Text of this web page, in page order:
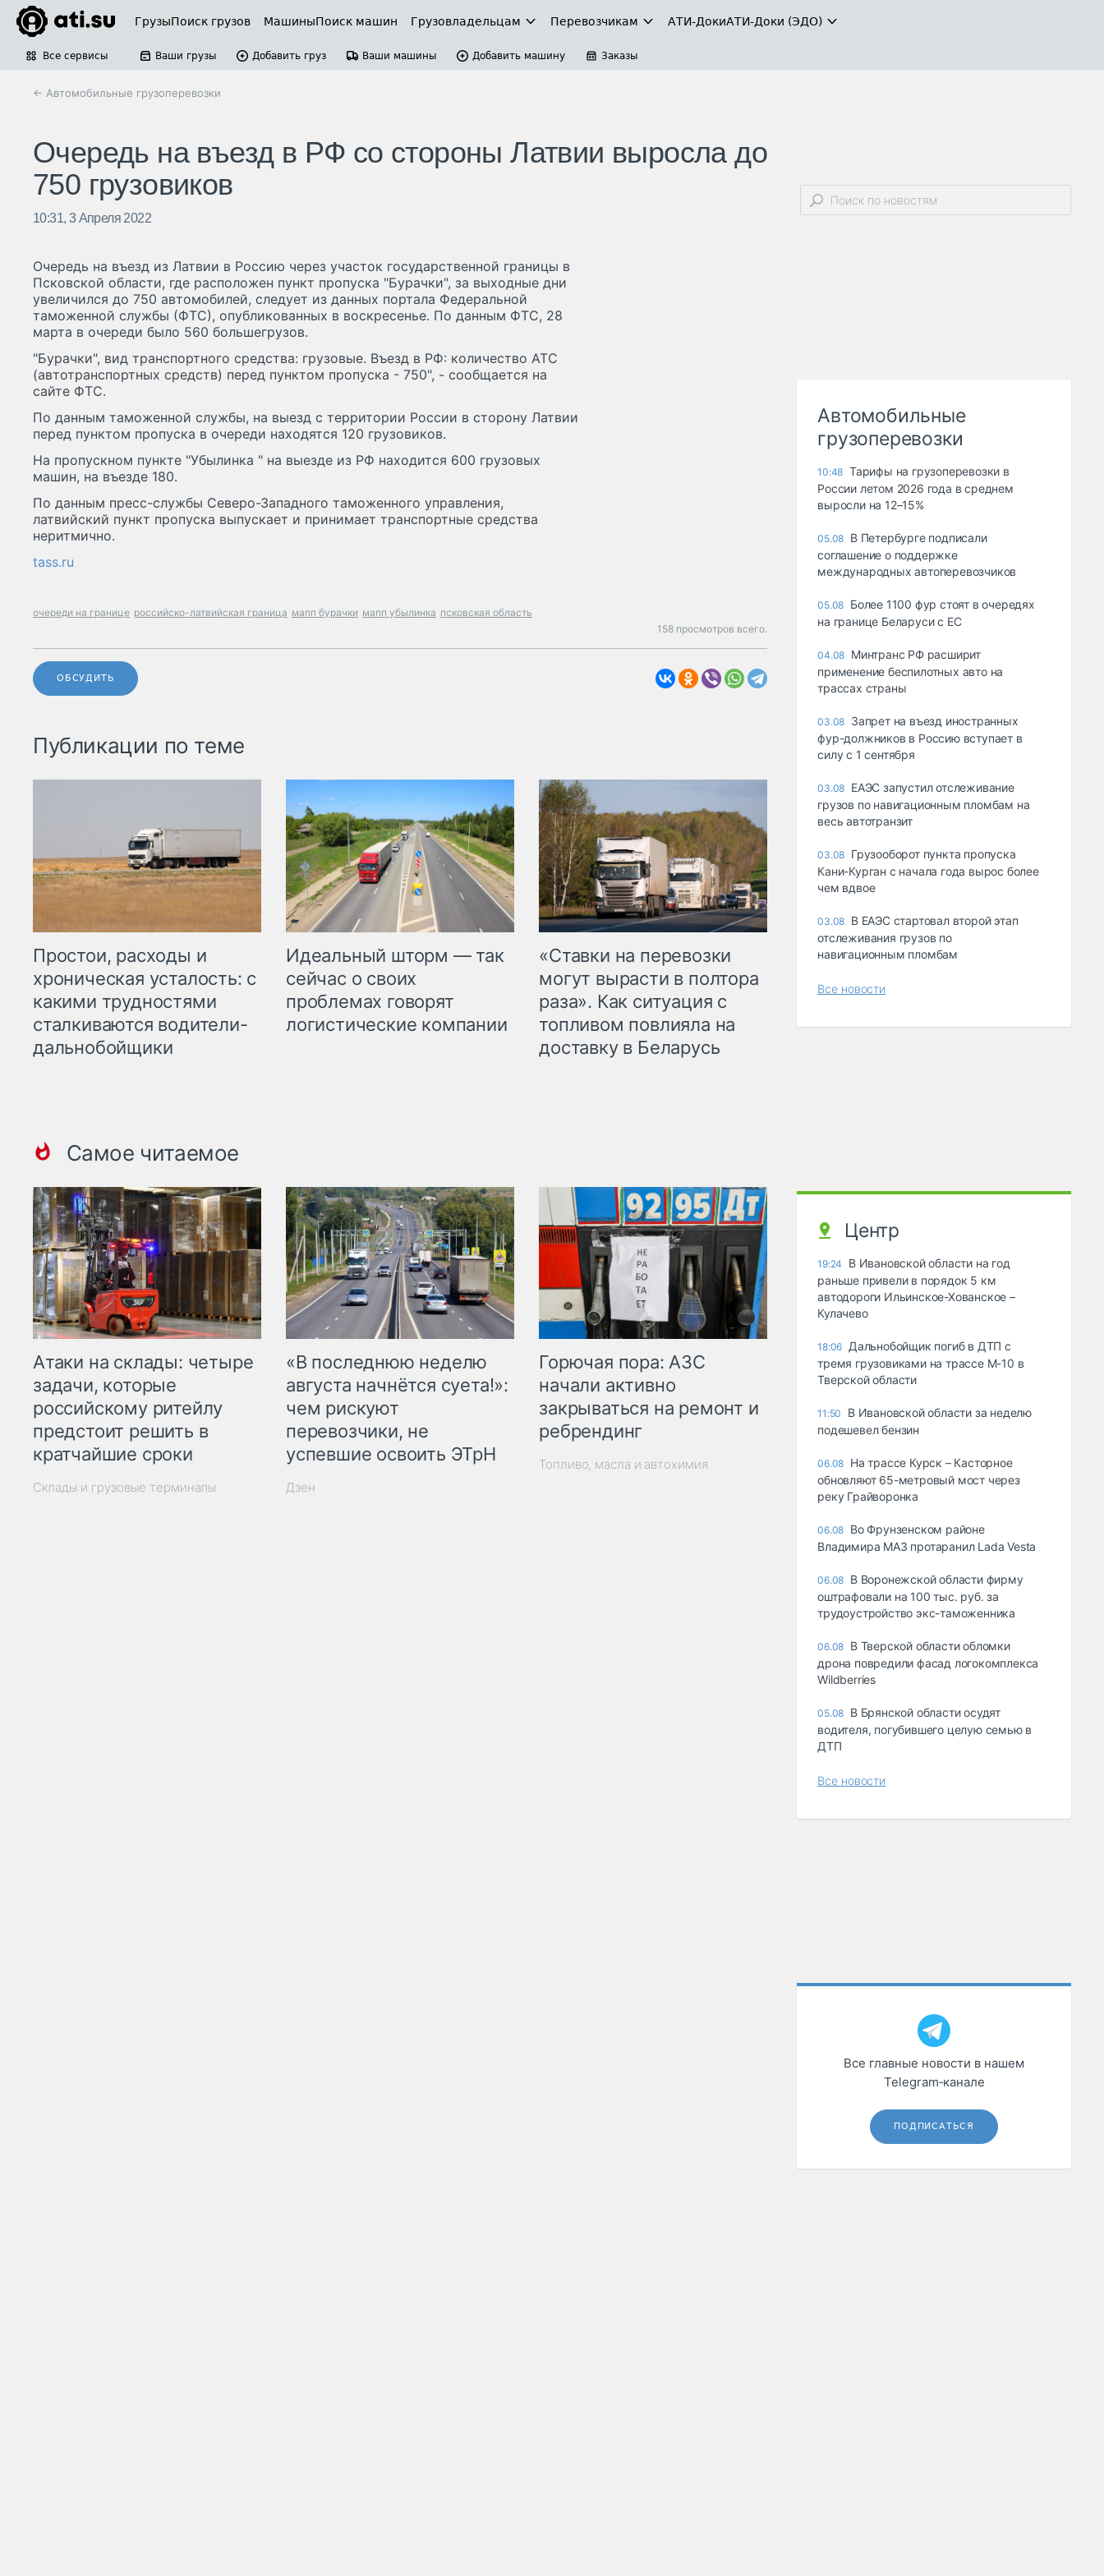
ГрузыПоиск грузов МашиныПоиск машин Грузовладельцам Перевозчикам АТИ-ДокиАТИ-Доки (ЭДО)
Все сервисы Ваши грузы Добавить груз Ваши машины Добавить машину Заказы
← Автомобильные грузоперевозки
Очередь на въезд в РФ со стороны Латвии выросла до
750 грузовиков
10:31, 3 Апреля 2022
Очередь на въезд из Латвии в Россию через участок государственной границы в
Псковской области, где расположен пункт пропуска "Бурачки", за выходные дни
увеличился до 750 автомобилей, следует из данных портала Федеральной
таможенной службы (ФТС), опубликованных в воскресенье. По данным ФТС, 28
марта в очереди было 560 большегрузов.
"Бурачки", вид транспортного средства: грузовые. Въезд в РФ: количество АТС
(автотранспортных средств) перед пунктом пропуска - 750", - сообщается на
сайте ФТС.
По данным таможенной службы, на выезд с территории России в сторону Латвии
перед пунктом пропуска в очереди находятся 120 грузовиков.
На пропускном пункте "Убылинка " на выезде из РФ находится 600 грузовых
машин, на въезде 180.
По данным пресс-службы Северо-Западного таможенного управления,
латвийский пункт пропуска выпускает и принимает транспортные средства
неритмично.
tass.ru
очереди на границе российско-латвийская граница мапп бурачки мапп убылинка псковская область
158 просмотров всего.
ОБСУДИТЬ
Публикации по теме
Простои, расходы и
хроническая усталость: с
какими трудностями
сталкиваются водители-
дальнобойщики
Идеальный шторм — так
сейчас о своих
проблемах говорят
логистические компании
«Ставки на перевозки
могут вырасти в полтора
раза». Как ситуация с
топливом повлияла на
доставку в Беларусь
Самое читаемое
Атаки на склады: четыре
задачи, которые
российскому ритейлу
предстоит решить в
кратчайшие сроки
Склады и грузовые терминалы
«В последнюю неделю
августа начнётся суета!»:
чем рискуют
перевозчики, не
успевшие освоить ЭТрН
Дзен
Горючая пора: АЗС
начали активно
закрываться на ремонт и
ребрендинг
Топливо, масла и автохимия
Автомобильные
грузоперевозки
10:48 Тарифы на грузоперевозки в
России летом 2026 года в среднем
выросли на 12–15%
05.08 В Петербурге подписали
соглашение о поддержке
международных автоперевозчиков
05.08 Более 1100 фур стоят в очередях
на границе Беларуси с ЕС
04.08 Минтранс РФ расширит
применение беспилотных авто на
трассах страны
03.08 Запрет на въезд иностранных
фур-должников в Россию вступает в
силу с 1 сентября
03.08 ЕАЭС запустил отслеживание
грузов по навигационным пломбам на
весь автотранзит
03.08 Грузооборот пункта пропуска
Кани-Курган с начала года вырос более
чем вдвое
03.08 В ЕАЭС стартовал второй этап
отслеживания грузов по
навигационным пломбам
Все новости
Центр
19:24
В Ивановской области на год
раньше привели в порядок 5 км
автодороги Ильинское-Хованское –
Кулачево
18:06 Дальнобойщик погиб в ДТП с
тремя грузовиками на трассе М-10 в
Тверской области
11:50
В Ивановской области за неделю
подешевел бензин
06.08 На трассе Курск – Касторное
обновляют 65-метровый мост через
реку Грайворонка
06.08 Во Фрунзенском районе
Владимира МАЗ протаранил Lada Vesta
06.08 В Воронежской области фирму
оштрафовали на 100 тыс. руб. за
трудоустройство экс-таможенника
06.08 В Тверской области обломки
дрона повредили фасад логокомплекса
Wildberries
05.08 В Брянской области осудят
водителя, погубившего целую семью в
ДТП
Все новости
Все главные новости в нашем
Telegram‑канале
ПОДПИСАТЬСЯ